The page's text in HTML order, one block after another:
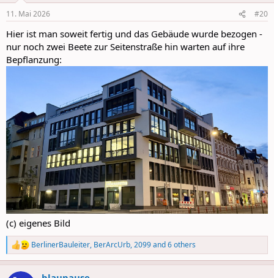
s
11. Mai 2026 #20
Hier ist man soweit fertig und das Gebäude wurde bezogen -
nur noch zwei Beete zur Seitenstraße hin warten auf ihre
Bepflanzung:
(c) eigenes Bild
R
e
a
BerlinerBauleiter, BerArcUrb,2099and 6 others